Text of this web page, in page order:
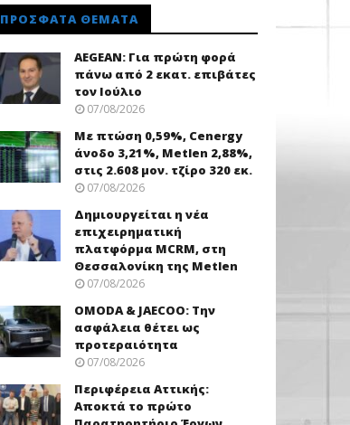
ΠΡΌΣΦΑΤΑ ΘΈΜΑΤΑ
AEGEAN: Για πρώτη φορά
πάνω από 2 εκατ. επιβάτες
τον Ιούλιο
07/08/2026
Με πτώση 0,59%, Cenergy
άνοδο 3,21%, Metlen 2,88%,
στις 2.608 μον. τζίρο 320 εκ.
07/08/2026
Δημιουργείται η νέα
επιχειρηματική
πλατφόρμα MCRM, στη
Θεσσαλονίκη της Metlen
07/08/2026
OMODA & JAECOO: Την
ασφάλεια θέτει ως
προτεραιότητα
07/08/2026
Περιφέρεια Αττικής:
Αποκτά το πρώτο